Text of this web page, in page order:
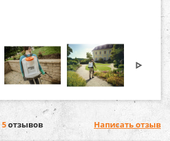
5отзывов Написать отзыв